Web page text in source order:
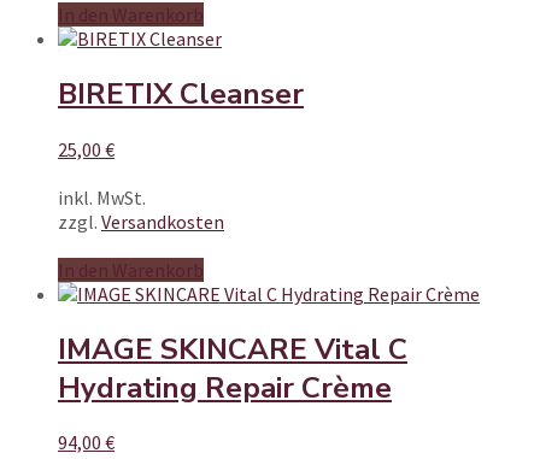
In den Warenkorb
BIRETIX Cleanser
25,00 €
inkl. MwSt.
zzgl. Versandkosten
In den Warenkorb
IMAGE SKINCARE Vital C
Hydrating Repair Crème
94,00 €